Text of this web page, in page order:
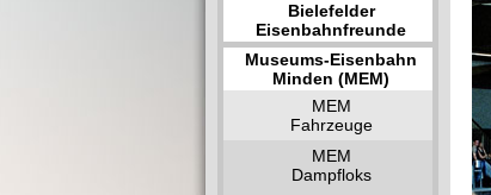
Bielefelder
Eisenbahnfreunde
Museums-Eisenbahn
Minden (MEM)
MEM
Fahrzeuge
MEM
Dampfloks